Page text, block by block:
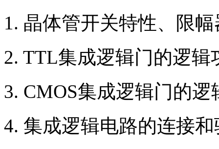
1. 晶体管开关特性、限
2. TTL集成逻辑门的逻辑
3. CMOS集成逻辑门的
4. 集成逻辑电路的连接